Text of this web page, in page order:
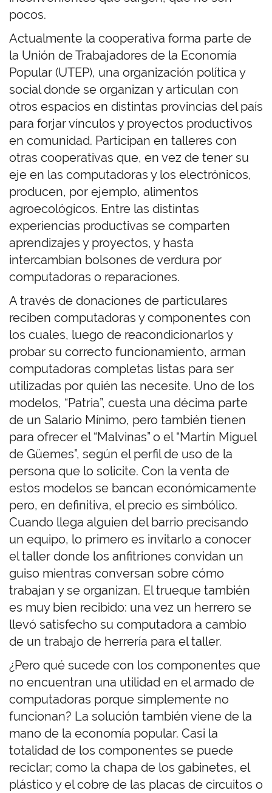
pocos.
Actualmente la cooperativa forma parte de
la Unión de Trabajadores de la Economía
Popular (UTEP), una organización política y
social donde se organizan y articulan con
otros espacios en distintas provincias del país
para forjar vínculos y proyectos productivos
en comunidad. Participan en talleres con
otras cooperativas que, en vez de tener su
eje en las computadoras y los electrónicos,
producen, por ejemplo, alimentos
agroecológicos. Entre las distintas
experiencias productivas se comparten
aprendizajes y proyectos, y hasta
intercambian bolsones de verdura por
computadoras o reparaciones.
A través de donaciones de particulares
reciben computadoras y componentes con
los cuales, luego de reacondicionarlos y
probar su correcto funcionamiento, arman
computadoras completas listas para ser
utilizadas por quién las necesite. Uno de los
modelos, “Patria”, cuesta una décima parte
de un Salario Mínimo, pero también tienen
para ofrecer el “Malvinas” o el “Martín Miguel
de Güemes”, según el perfil de uso de la
persona que lo solicite. Con la venta de
estos modelos se bancan económicamente
pero, en definitiva, el precio es simbólico.
Cuando llega alguien del barrio precisando
un equipo, lo primero es invitarlo a conocer
el taller donde los anfitriones convidan un
guiso mientras conversan sobre cómo
trabajan y se organizan. El trueque también
es muy bien recibido: una vez un herrero se
llevó satisfecho su computadora a cambio
de un trabajo de herrería para el taller.
¿Pero qué sucede con los componentes que
no encuentran una utilidad en el armado de
computadoras porque simplemente no
funcionan? La solución también viene de la
mano de la economía popular. Casi la
totalidad de los componentes se puede
reciclar; como la chapa de los gabinetes, el
plástico y el cobre de las placas de circuitos o